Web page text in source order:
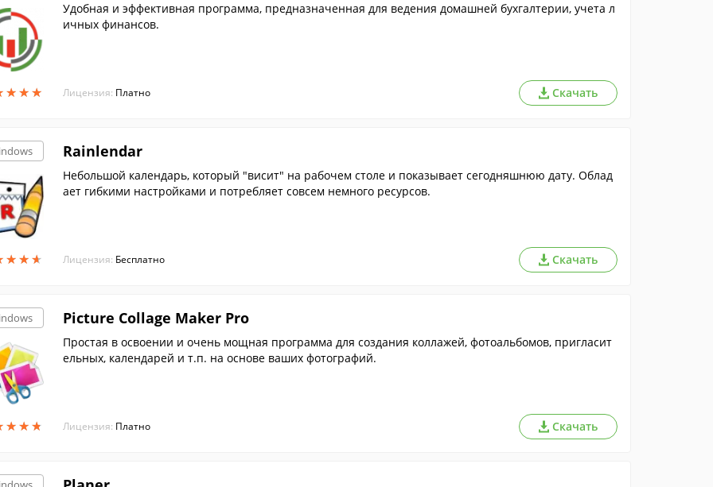
★★★
★★★
Удобная и эффективная программа, предназначенная для ведения домашней бухгалтерии, учета л
ичных финансов.
Лицензия: Платно Скачать
★★★
★★★
Rainlendar
Небольшой календарь, который "висит" на рабочем столе и показывает сегодняшнюю дату. Облад
ает гибкими настройками и потребляет совсем немного ресурсов.
Лицензия: Бесплатно Скачать
★★★
★★★
Picture Collage Maker Pro
Простая в освоении и очень мощная программа для создания коллажей, фотоальбомов, пригласит
ельных, календарей и т.п. на основе ваших фотографий.
Лицензия: Платно Скачать